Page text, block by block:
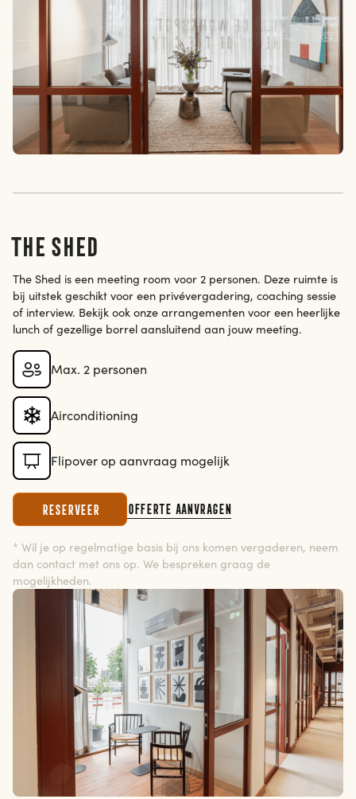
The Shed
The Shed is een meeting room voor 2 personen. Deze ruimte is
bij uitstek geschikt voor een privévergadering, coaching sessie
of interview. Bekijk ook onze arrangementen voor een heerlijke
lunch of gezellige borrel aansluitend aan jouw meeting.
Max. 2 personen
Airconditioning
Flipover op aanvraag mogelijk
Reserveer Offerte aanvragen
* Wil je op regelmatige basis bij ons komen vergaderen, neem
dan contact met ons op. We bespreken graag de
mogelijkheden.